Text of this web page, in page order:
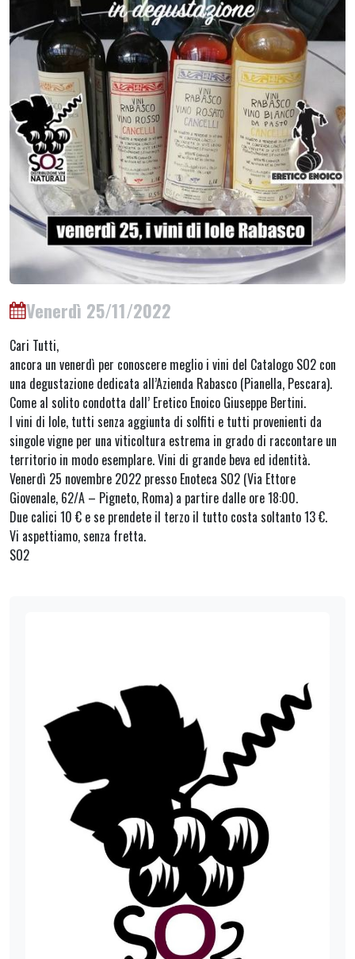
Venerdì 25/11/2022
Cari Tutti,
ancora un venerdì per conoscere meglio i vini del Catalogo SO2 con
una degustazione dedicata all’Azienda Rabasco (Pianella, Pescara).
Come al solito condotta dall’ Eretico Enoico Giuseppe Bertini.
I vini di Iole, tutti senza aggiunta di solfiti e tutti provenienti da
singole vigne per una viticoltura estrema in grado di raccontare un
territorio in modo esemplare. Vini di grande beva ed identità.
Venerdì 25 novembre 2022 presso Enoteca SO2 (Via Ettore
Giovenale, 62/A – Pigneto, Roma) a partire dalle ore 18:00.
Due calici 10 € e se prendete il terzo il tutto costa soltanto 13 €.
Vi aspettiamo, senza fretta.
SO2